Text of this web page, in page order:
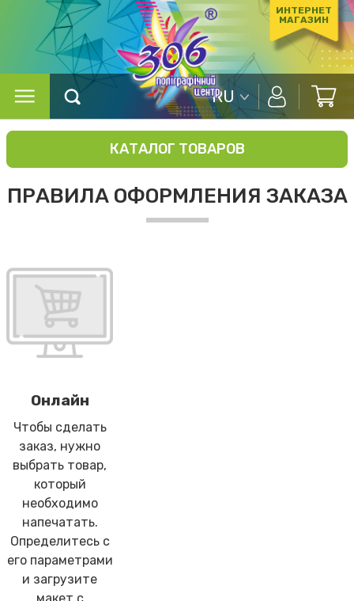
ИНТЕРНЕТ
МАГАЗИН
RU
КАТАЛОГ ТОВАРОВ
ПРАВИЛА ОФОРМЛЕНИЯ ЗАКАЗА
Онлайн
Чтобы сделать
заказ, нужно
выбрать товар,
который
необходимо
напечатать.
Определитесь с
его параметрами
и загрузите